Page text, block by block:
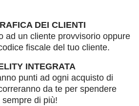
DEI CLIENTI
ad un cliente provvisorio oppure
fiscale del tuo cliente.
INTEGRATA
punti ad ogni acquisto di
da te per spendere
sempre di più!